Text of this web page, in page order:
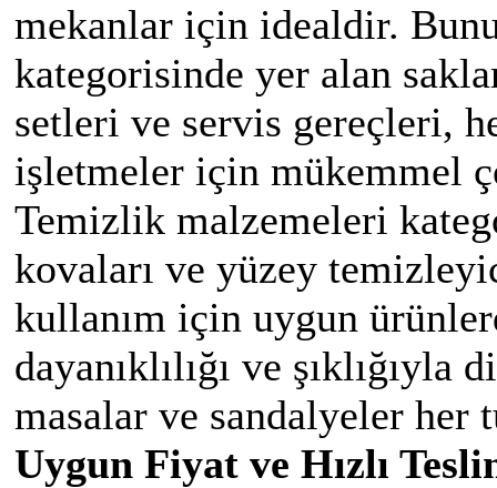
mekanlar için idealdir.
kategorisinde yer alan
setleri ve servis gereçleri,
işletmeler için mükemmel
Temizlik malzemeleri
kovaları ve yüzey
kullanım için uygun
dayanıklılığı ve
masalar ve sandalyeler her
Uygun Fiyat ve Hızlı